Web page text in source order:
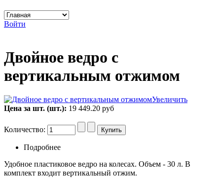
Войти
Двойное ведро с
вертикальным отжимом
Увеличить
Цена за шт. (шт.): 19 449.20 руб
Количество:
Подробнее
Удобное пластиковое ведро на колесах. Объем - 30 л. В
комплект входит вертикальный отжим.